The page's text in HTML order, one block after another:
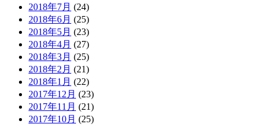
2018年7月 (24)
2018年6月 (25)
2018年5月 (23)
2018年4月 (27)
2018年3月 (25)
2018年2月 (21)
2018年1月 (22)
2017年12月 (23)
2017年11月 (21)
2017年10月 (25)